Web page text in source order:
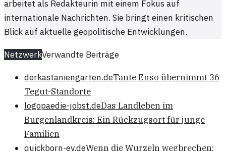
arbeitet als Redakteurin mit einem Fokus auf
internationale Nachrichten. Sie bringt einen kritischen
Blick auf aktuelle geopolitische Entwicklungen.
NetzwerkVerwandte Beiträge
derkastaniengarten.deTante Enso übernimmt 36
Tegut-Standorte
logopaedie-jobst.deDas Landleben im
Burgenlandkreis: Ein Rückzugsort für junge
Familien
quickborn-ev.deWenn die Wurzeln wegbrechen: